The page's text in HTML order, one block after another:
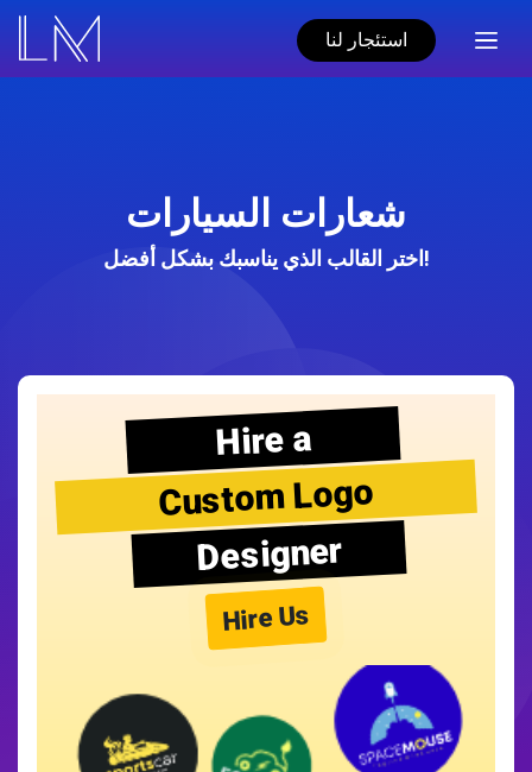
استئجار لنا
شعارات السيارات
اختر القالب الذي يناسبك بشكل أفضل!
Hire a
Custom Logo
Designer
Hire Us